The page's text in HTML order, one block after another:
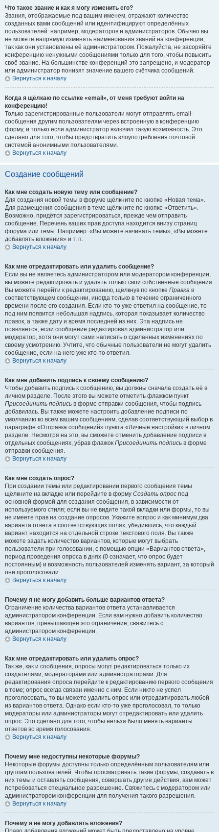
Что такое звание и как я могу изменить его?
Звания, отображаемые под вашим именем, отражают количество
созданных вами сообщений или идентифицируют определённых
пользователей: например, модераторов и администраторов. Обычно вы
не можете напрямую изменять наименования званий на конференции,
так как они установлены её администратором. Пожалуйста, не засоряйте
конференцию ненужными сообщениями только для того, чтобы повысить
своё звание. На большинстве конференций это запрещено, и модератор
или администратор понизят значение вашего счётчика сообщений.
Вернуться к началу
Когда я щёлкаю по ссылке «email», от меня требуют войти на
конференцию!
Только зарегистрированные пользователи могут отправлять email-
сообщения другим пользователям через встроенную в конференцию
форму, и только если администратор включил такую возможность. Это
сделано для того, чтобы предотвратить злоупотребления почтовой
системой анонимными пользователями.
Вернуться к началу
Создание сообщений
Как мне создать новую тему или сообщение?
Для создания новой темы в форуме щёлкните по кнопке «Новая тема».
Для размещения сообщения в теме щёлкните по кнопке «Ответить».
Возможно, придётся зарегистрироваться, прежде чем отправить
сообщение. Перечень ваших прав доступа находится внизу страниц
форума или темы. Например: «Вы можете начинать темы», «Вы можете
добавлять вложения» и т. п.
Вернуться к началу
Как мне отредактировать или удалить сообщение?
Если вы не являетесь администратором или модератором конференции,
вы можете редактировать и удалять только свои собственные сообщения.
Вы можете перейти к редактированию, щёлкнув по кнопке Правка в
соответствующем сообщении, иногда только в течение ограниченного
времени после его создания. Если кто-то уже ответил на сообщение, то
под ним появится небольшая надпись, которая показывает количество
правок, а также дату и время последней из них. Эта надпись не
появляется, если сообщение редактировал администратор или
модератор, хотя они могут сами написать о сделанных изменениях по
своему усмотрению. Учтите, что обычные пользователи не могут удалить
сообщение, если на него уже кто-то ответил.
Вернуться к началу
Как мне добавить подпись к своему сообщению?
Чтобы добавить подпись к сообщению, вы должны сначала создать её в
личном разделе. После этого вы можете отметить флажком пункт
Присоединить подпись в форме отправки сообщения, чтобы подпись
добавилась. Вы также можете настроить добавление подписи по
умолчанию ко всем вашим сообщениям, сделав соответствующий выбор в
параграфе «Отправка сообщений» пункта «Личные настройки» в личном
разделе. Несмотря на это, вы сможете отменить добавление подписи в
отдельных сообщениях, убрав флажок Присоединить подпись в форме
отправки сообщения.
Вернуться к началу
Как мне создать опрос?
При создании темы или редактировании первого сообщения темы
щёлкните на вкладке или перейдите в форму Создать опрос под
основной формой для создания сообщения, в зависимости от
используемого стиля; если вы не видите такой вкладки или формы, то вы
не имеете прав на создание опросов. Укажите вопрос и как минимум два
варианта ответа в соответствующих полях, убедившись, что каждый
вариант находится на отдельной строке текстового поля. Вы также
можете задать количество вариантов, которые могут выбрать
пользователи при голосовании, с помощью опции «Вариантов ответа»,
период проведения опроса в днях (0 означает, что опрос будет
постоянным) и возможность пользователей изменять вариант, за который
они проголосовали.
Вернуться к началу
Почему я не могу добавить больше вариантов ответа?
Ограничение количества вариантов ответа устанавливается
администратором конференции. Если вам нужно добавить количество
вариантов, превышающее это ограничение, свяжитесь с
администратором конференции.
Вернуться к началу
Как мне отредактировать или удалить опрос?
Так же, как и сообщения, опросы могут редактироваться только их
создателями, модераторами или администраторами. Для
редактирования опроса перейдите к редактированию первого сообщения
в теме; опрос всегда связан именно с ним. Если никто не успел
проголосовать, то вы можете удалить опрос или отредактировать любой
из вариантов ответа. Однако если кто-то уже проголосовал, то только
модераторы или администраторы могут отредактировать или удалить
опрос. Это сделано для того, чтобы нельзя было менять варианты
ответов во время голосования.
Вернуться к началу
Почему мне недоступны некоторые форумы?
Некоторые форумы доступны только определённым пользователям или
группам пользователей. Чтобы просматривать такие форумы, создавать в
них темы и оставлять сообщения, совершать другие действия, вам может
потребоваться специальное разрешение. Свяжитесь с модератором или
администратором конференции для получения такого разрешения.
Вернуться к началу
Почему я не могу добавлять вложения?